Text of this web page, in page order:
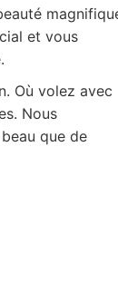
et vous
Où volez avec
Nous
que de